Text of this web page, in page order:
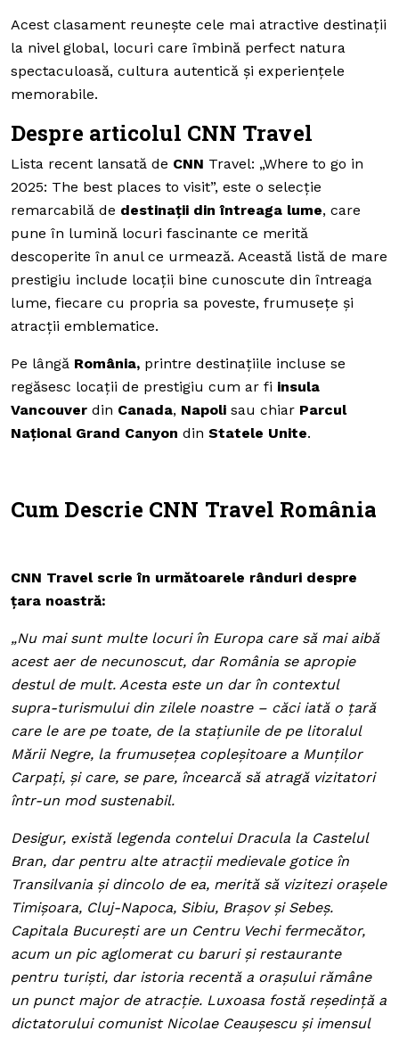
Acest clasament reunește cele mai atractive destinații
la nivel global, locuri care îmbină perfect natura
spectaculoasă, cultura autentică și experiențele
memorabile.
Despre articolul CNN Travel
Lista recent lansată de CNN Travel: „Where to go in
2025: The best places to visit”, este o selecție
remarcabilă de destinații din întreaga lume, care
pune în lumină locuri fascinante ce merită
descoperite în anul ce urmează. Această listă de mare
prestigiu include locații bine cunoscute din întreaga
lume, fiecare cu propria sa poveste, frumusețe și
atracții emblematice.
Pe lângă România, printre destinațiile incluse se
regăsesc locații de prestigiu cum ar fi insula
Vancouver din Canada, Napoli sau chiar Parcul
Național Grand Canyon din Statele Unite.
Cum Descrie CNN Travel România
CNN Travel scrie în următoarele rânduri despre
țara noastră:
„Nu mai sunt multe locuri în Europa care să mai aibă
acest aer de necunoscut, dar România se apropie
destul de mult. Acesta este un dar în contextul
supra-turismului din zilele noastre – căci iată o țară
care le are pe toate, de la stațiunile de pe litoralul
Mării Negre, la frumusețea copleșitoare a Munților
Carpați, și care, se pare, încearcă să atragă vizitatori
într-un mod sustenabil.
Desigur, există legenda contelui Dracula la Castelul
Bran, dar pentru alte atracții medievale gotice în
Transilvania și dincolo de ea, merită să vizitezi orașele
Timișoara, Cluj-Napoca, Sibiu, Brașov și Sebeș.
Capitala București are un Centru Vechi fermecător,
acum un pic aglomerat cu baruri și restaurante
pentru turiști, dar istoria recentă a orașului rămâne
un punct major de atracție. Luxoasa fostă reședință a
dictatorului comunist Nicolae Ceaușescu și imensul